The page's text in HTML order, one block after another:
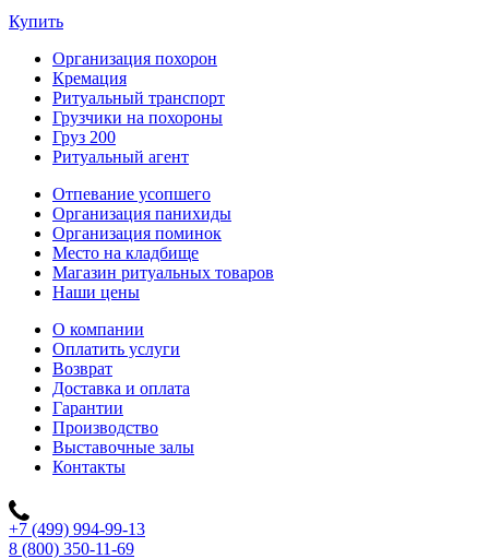
Купить
Организация похорон
Кремация
Ритуальный транспорт
Грузчики на похороны
Груз 200
Ритуальный агент
Отпевание усопшего
Организация панихиды
Организация поминок
Место на кладбище
Магазин ритуальных товаров
Наши цены
О компании
Оплатить услуги
Возврат
Доставка и оплата
Гарантии
Производство
Выставочные залы
Контакты
+7 (499) 994-99-13
8 (800) 350-11-69